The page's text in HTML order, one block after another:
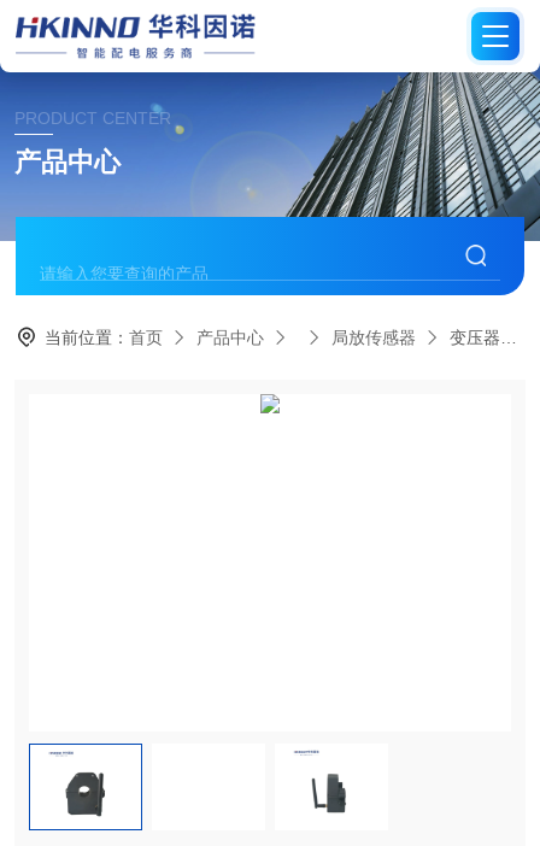
PRODUCT CENTER
产品中心
当前位置：首页 产品中心 局放传感器 变压器局部放电智能诊断工具